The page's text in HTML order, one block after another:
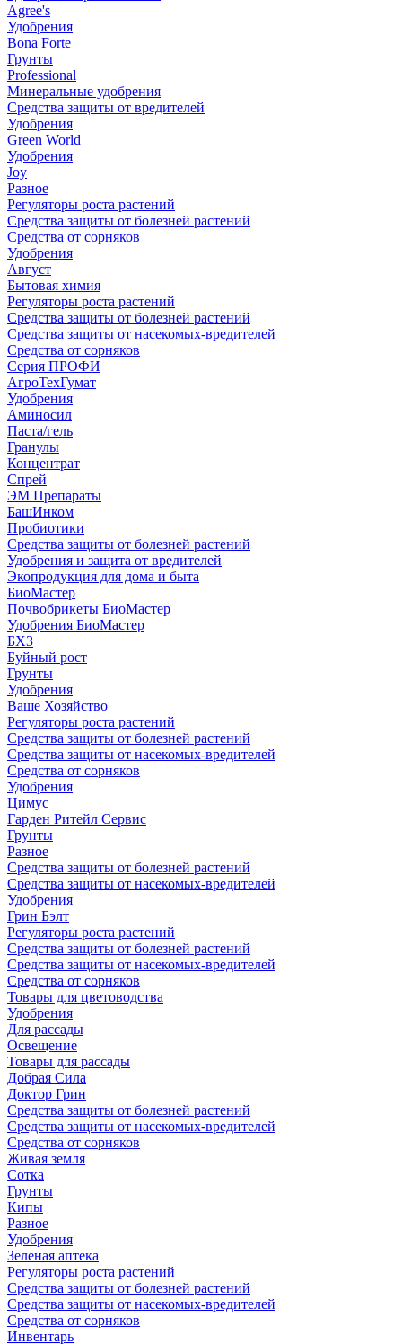
Agree's
Удобрения
Bona Forte
Грунты
Professional
Минеральные удобрения
Средства защиты от вредителей
Удобрения
Green World
Удобрения
Joy
Разное
Регуляторы роста растений
Средства защиты от болезней растений
Средства от сорняков
Удобрения
Август
Бытовая химия
Регуляторы роста растений
Средства защиты от болезней растений
Средства защиты от насекомых-вредителей
Средства от сорняков
Серия ПРОФИ
АгроТехГумат
Удобрения
Аминосил
Паста/гель
Гранулы
Концентрат
Спрей
ЭМ Препараты
БашИнком
Пробиотики
Средства защиты от болезней растений
Удобрения и защита от вредителей
Экопродукция для дома и быта
БиоМастер
Почвобрикеты БиоМастер
Удобрения БиоМастер
БХЗ
Буйный рост
Грунты
Удобрения
Ваше Хозяйство
Регуляторы роста растений
Средства защиты от болезней растений
Средства защиты от насекомых-вредителей
Средства от сорняков
Удобрения
Цимус
Гарден Ритейл Сервис
Грунты
Разное
Средства защиты от болезней растений
Средства защиты от насекомых-вредителей
Удобрения
Грин Бэлт
Регуляторы роста растений
Средства защиты от болезней растений
Средства защиты от насекомых-вредителей
Средства от сорняков
Товары для цветоводства
Удобрения
Для рассады
Освещение
Товары для рассады
Добрая Сила
Доктор Грин
Средства защиты от болезней растений
Средства защиты от насекомых-вредителей
Средства от сорняков
Живая земля
Сотка
Грунты
Кипы
Разное
Удобрения
Зеленая аптека
Регуляторы роста растений
Средства защиты от болезней растений
Средства защиты от насекомых-вредителей
Средства от сорняков
Инвентарь